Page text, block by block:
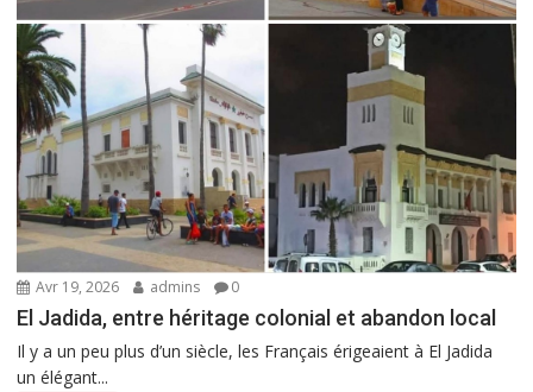
Avr 19, 2026 admins 0
El Jadida, entre héritage colonial et abandon local
Il y a un peu plus d’un siècle, les Français érigeaient à El Jadida
un élégant...